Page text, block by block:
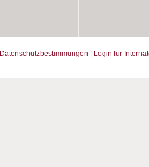
Datenschutzbestimmungen Login für